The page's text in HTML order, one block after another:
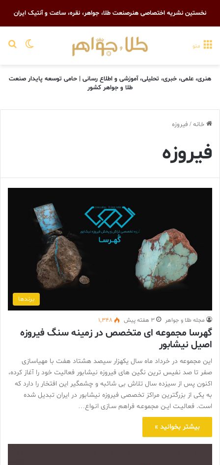
نخستین نشریه اختصاصی هنرصنعت طلا، جواهر، نقره، ساعت و آنتیک ایران
تغییر منو
هنری، علمی، خبری، تحلیلی، آموزشی و اطلاع رسانی | حامی توسعه پایدار صنعت
طلا و جواهر کشور
خانه/ فیروزه
فیروزه
برندها
مجله طلا و جواهر 3 هفته پیش 1,348
گهرسا مجموعه ای متخصص در زمینه سنگ فیروزه
اصیل نیشابور
این مجموعه در خرداد ماه سال يكهزار سيصد هشتاد هفت با مهیاسازی
صفر تا صد نفیس ترین نگین های فیروزه نیشابور فعالیت خود را آغاز کرده،
اكنون پس از سيزده سال تلاش بی شائبه و چشمگیر این افتخار را دارد که
به یکی از بزرگترین مراکز تخصصی فیروزه نیشابور در ایران تبدیل شده
است. فعالیـت ایـن مجموعـه فراهم سـازی انـواع…
بیشتر بخوانید »